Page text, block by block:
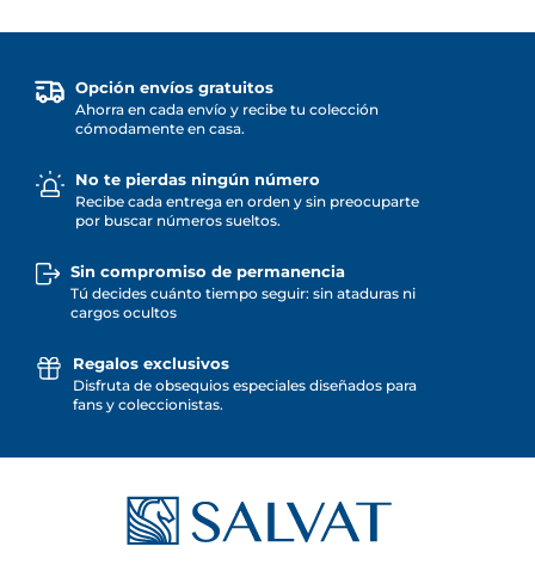
Opción envíos gratuitos
Ahorra en cada envío y recibe tu colección
cómodamente en casa.
No te pierdas ningún número
Recibe cada entrega en orden y sin preocuparte
por buscar números sueltos.
Sin compromiso de permanencia
Tú decides cuánto tiempo seguir: sin ataduras ni
cargos ocultos
Regalos exclusivos
Disfruta de obsequios especiales diseñados para
fans y coleccionistas.